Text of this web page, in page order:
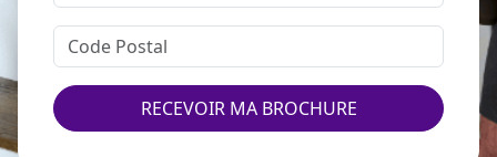
RECEVOIR MA BROCHURE